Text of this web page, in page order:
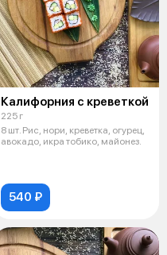
Калифорния с креветкой
225 г
8 шт. Рис, нори, креветка, огурец,
авокадо, икра тобико, майонез.
540 ₽